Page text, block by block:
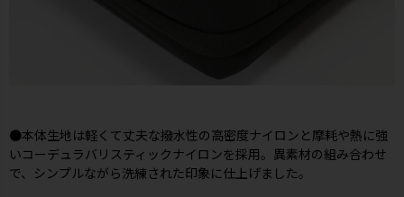
●本体生地は軽くて丈夫な撥水性の高密度ナイロンと摩耗や熱に強
いコーデュラバリスティックナイロンを採用。異素材の組み合わせ
で、シンプルながら洗練された印象に仕上げました。